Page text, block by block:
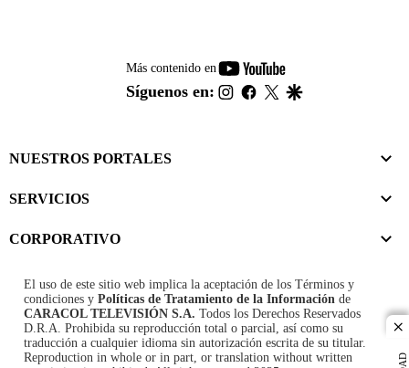
Más contenido en
youtube-
footer
Síguenos en: instagram
facebook
twitter
NUESTROS PORTALES
SERVICIOS
CORPORATIVO
El uso de este sitio web implica la aceptación de los Términos y
condiciones y Políticas de Tratamiento de la Información de
CARACOL TELEVISIÓN S.A. Todos los Derechos Reservados
D.R.A. Prohibida su reproducción total o parcial, así como su
traducción a cualquier idioma sin autorización escrita de su titular.
Reproduction in whole or in part, or translation without written